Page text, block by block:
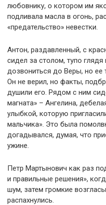
любовнику, о котором им
подливала масла в огонь,
«предательство» невестки.
Антон, раздавленный, с
сидел за столом, тупо
дозвониться до Веры, но ее
Он не верил, но факты,
душили его. Рядом с ним
магната» – Ангелина,
улыбкой, которую
мальчика». Это была
догадывался, думая, что
ужине.
Петр Мартынович как раз
и правильные решения»,
шум, затем громкие
распахнулись.